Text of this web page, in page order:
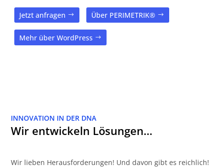
Jetzt anfragen Über PERIMETRIK®
Mehr über WordPress
INNOVATION IN DER DNA
Wir entwickeln Lösungen…
Wir lieben Herausforderungen! Und davon gibt es reichlich!